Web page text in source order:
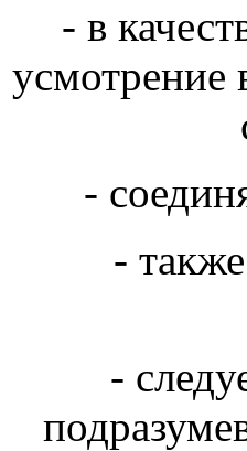
- в
усмотрение
-
-
-